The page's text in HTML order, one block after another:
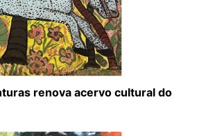
renova acervo cultural do